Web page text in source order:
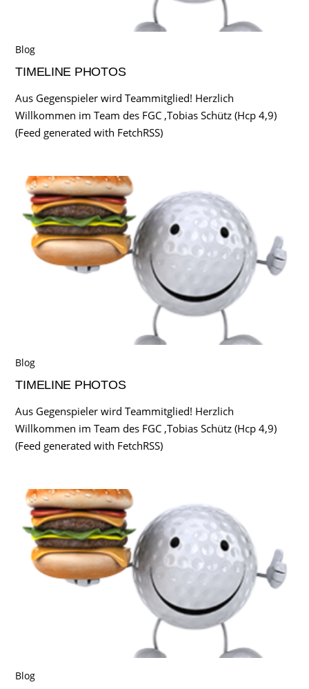
Blog
TIMELINE PHOTOS
Aus Gegenspieler wird Teammitglied! Herzlich
Willkommen im Team des FGC ,Tobias Schütz (Hcp 4,9)
(Feed generated with FetchRSS)
Blog
TIMELINE PHOTOS
Aus Gegenspieler wird Teammitglied! Herzlich
Willkommen im Team des FGC ,Tobias Schütz (Hcp 4,9)
(Feed generated with FetchRSS)
Blog